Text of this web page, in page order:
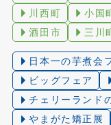
川西町
小国
酒田市
三川
日本一の芋煮会
ビッグフェア
チェリーランド
やまがた矯正展